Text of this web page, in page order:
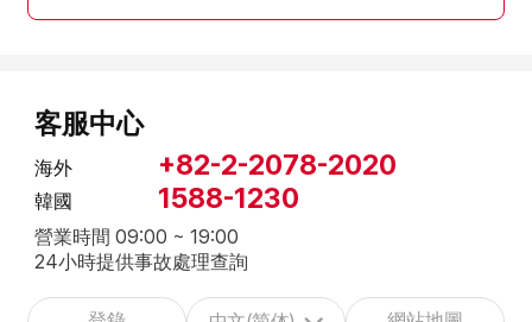
客服中心
海外 +82-2-2078-2020
韓國 1588-1230
營業時間 09:00 ~ 19:00
24小時提供事故處理查詢